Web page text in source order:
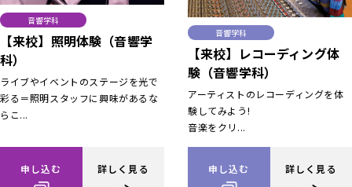
音響学科
【来校】照明体験（音響学
科）
ライブやイベントのステージを光で
彩る＝照明スタッフに興味があるな
らこ...
申し込む 詳しく見る
音響学科
【来校】レコーディング体
験（音響学科）
アーティストのレコーディングを体
験してみよう!
音楽をクリ...
申し込む 詳しく見る